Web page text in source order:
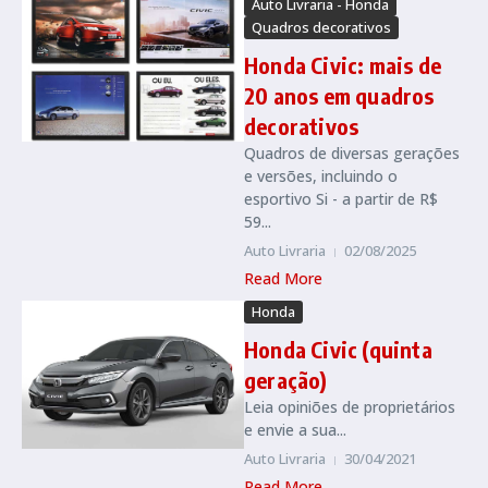
Auto Livraria - Honda
Quadros decorativos
Honda Civic: mais de
20 anos em quadros
decorativos
Quadros de diversas gerações
e versões, incluindo o
esportivo Si - a partir de R$
59...
Auto Livraria 02/08/2025
Read More
Honda
Honda Civic (quinta
geração)
Leia opiniões de proprietários
e envie a sua...
Auto Livraria 30/04/2021